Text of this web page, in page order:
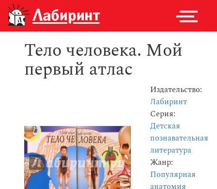
Тело человека. Мой
первый атлас
Издательство:
Лабиринт
Серия:
Детская
познавательная
литература
Жанр:
Популярная